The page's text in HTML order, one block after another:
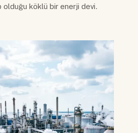
olduğu köklü bir enerji devi.